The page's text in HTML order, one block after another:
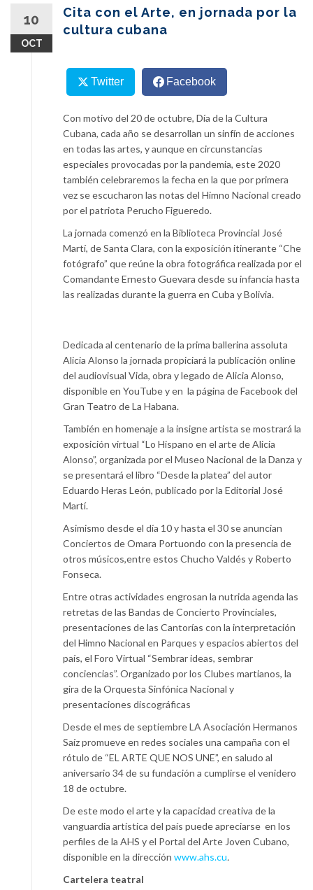
10
OCT
Cita con el Arte, en jornada por la
cultura cubana
Twitter Facebook
Con motivo del 20 de octubre, Día de la Cultura
Cubana, cada año se desarrollan un sinfín de acciones
en todas las artes, y aunque en circunstancias
especiales provocadas por la pandemia, este 2020
también celebraremos la fecha en la que por primera
vez se escucharon las notas del Himno Nacional creado
por el patriota Perucho Figueredo.
La jornada comenzó en la Biblioteca Provincial José
Martí, de Santa Clara, con la exposición itinerante “Che
fotógrafo” que reúne la obra fotográfica realizada por el
Comandante Ernesto Guevara desde su infancia hasta
las realizadas durante la guerra en Cuba y Bolivia.
Dedicada al centenario de la prima ballerina assoluta
Alicia Alonso la jornada propiciará la publicación online
del audiovisual Vida, obra y legado de Alicia Alonso,
disponible en YouTube y en la página de Facebook del
Gran Teatro de La Habana.
También en homenaje a la insigne artista se mostrará la
exposición virtual “Lo Hispano en el arte de Alicia
Alonso”, organizada por el Museo Nacional de la Danza y
se presentará el libro “Desde la platea” del autor
Eduardo Heras León, publicado por la Editorial José
Martí.
Asimismo desde el día 10 y hasta el 30 se anuncian
Conciertos de Omara Portuondo con la presencia de
otros músicos,entre estos Chucho Valdés y Roberto
Fonseca.
Entre otras actividades engrosan la nutrida agenda las
retretas de las Bandas de Concierto Provinciales,
presentaciones de las Cantorías con la interpretación
del Himno Nacional en Parques y espacios abiertos del
país, el Foro Virtual “Sembrar ideas, sembrar
conciencias”. Organizado por los Clubes martianos, la
gira de la Orquesta Sinfónica Nacional y
presentaciones discográficas
Desde el mes de septiembre LA Asociación Hermanos
Saíz promueve en redes sociales una campaña con el
rótulo de “EL ARTE QUE NOS UNE”, en saludo al
aniversario 34 de su fundación a cumplirse el venidero
18 de octubre.
De este modo el arte y la capacidad creativa de la
vanguardia artística del país puede apreciarse en los
perfiles de la AHS y el Portal del Arte Joven Cubano,
disponible en la dirección www.ahs.cu.
Cartelera teatral